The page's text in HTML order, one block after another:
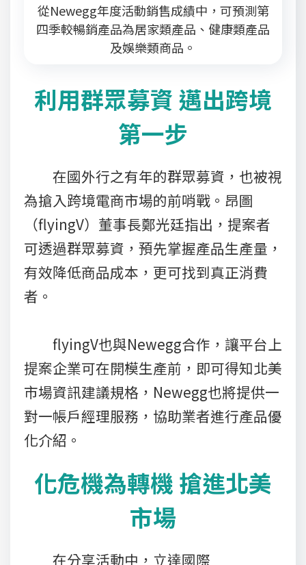
從Newegg年度活動銷售成績中，可預測第
四季較暢銷產品為居家類產品、健康類產品
及娛樂類商品。
利用群眾募資 邁出跨境
第一步
在國外行之有年的群眾募資，也被視
為搶入跨境電商市場的前哨戰。昂圖
（flyingV）董事長鄭光廷指出，提案者
可透過群眾募資，預先掌握產品生產量，
有效降低商品成本，更可找到真正消費
者。
flyingV也與Newegg合作，讓平台上
提案企業可在開模生產前，即可得知北美
市場資訊建議規格，Newegg也將提供一
對一帳戶經理服務，協助業者進行產品優
化介紹。
化危機為轉機 搶進北美
市場
在分享活動中，立達國際